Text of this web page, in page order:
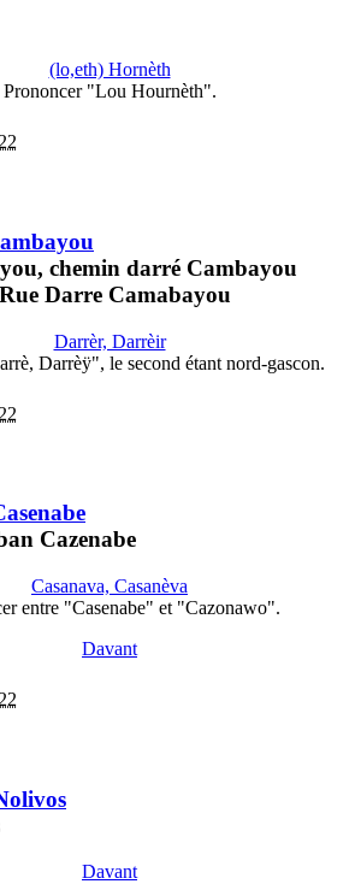
(lo,eth) Hornèth
Prononcer "Lou Hournèth".
chemin darré Cambayou
Darre Camabayou
Darrèr, Darrèir
Darrèÿ", le second étant nord-gascon.
Cazenabe
Casanava, Casanèva
entre "Casenabe" et "Cazonawo".
Davant
Davant